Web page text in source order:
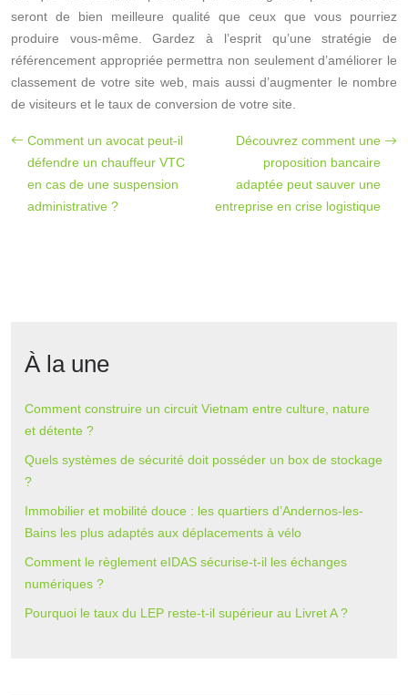
seront de bien meilleure qualité que ceux que vous pourriez
produire vous-même. Gardez à l’esprit qu’une stratégie de
référencement appropriée permettra non seulement d’améliorer le
classement de votre site web, mais aussi d’augmenter le nombre
de visiteurs et le taux de conversion de votre site.
Comment un avocat peut-il
défendre un chauffeur VTC
en cas de une suspension
administrative ?
Découvrez comment une
proposition bancaire
adaptée peut sauver une
entreprise en crise logistique
À la une
Comment construire un circuit Vietnam entre culture, nature
et détente ?
Quels systèmes de sécurité doit posséder un box de stockage
?
Immobilier et mobilité douce : les quartiers d’Andernos-les-
Bains les plus adaptés aux déplacements à vélo
Comment le règlement eIDAS sécurise-t-il les échanges
numériques ?
Pourquoi le taux du LEP reste-t-il supérieur au Livret A ?